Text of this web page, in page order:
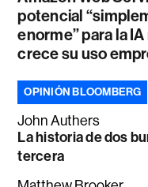
potencial
enorme” para la
crece su uso
OPINIÓN BLOOMBERG
John Authers
La historia de dos
tercera